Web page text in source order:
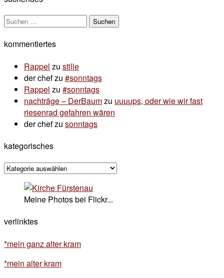
Suchen
kommentiertes
Rappel zu stille
der chefzu #sonntags
Rappel zu #sonntags
nachträge – DerBaumzu uuuups, oder wie wir fast
riesenrad gefahren wären
der chefzu sonntags
kategorisches
kategorisches
Meine Photos bei Flickr...
verlinktes
*mein ganz alter kram
*mein alter kram